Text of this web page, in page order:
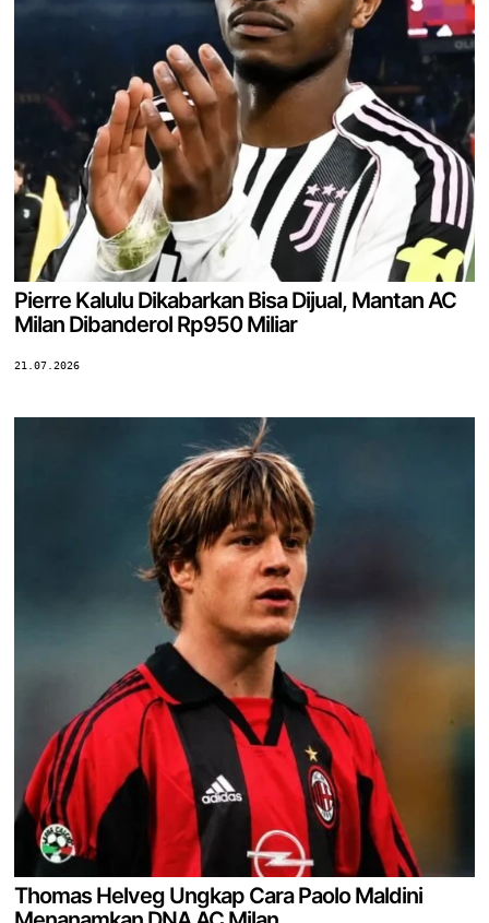
Pierre Kalulu Dikabarkan Bisa Dijual, Mantan AC
Milan Dibanderol Rp950 Miliar
21.07.2026
Thomas Helveg Ungkap Cara Paolo Maldini